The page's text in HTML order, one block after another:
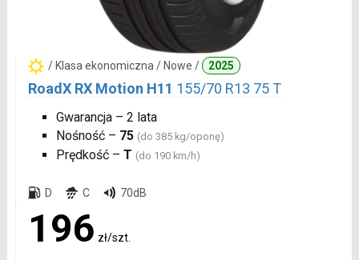
/ Klasa ekonomiczna / Nowe / 2025
RoadX RX Motion H11 155/70 R13 75 T
Gwarancja – 2 lata
Nośność – 75 (do 385 kg/oponę)
Prędkość – T (do 190 km/h)
D C 70dB
196 zł/szt.